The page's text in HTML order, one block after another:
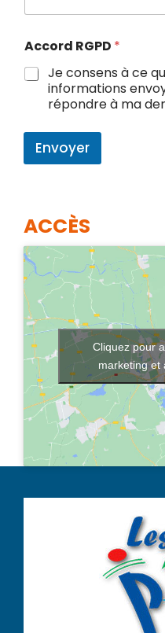
Accord RGPD *
Je consens à ce
informations
répondre à ma
Envoyer
ACCÈS
Cliquez pour
marketing et